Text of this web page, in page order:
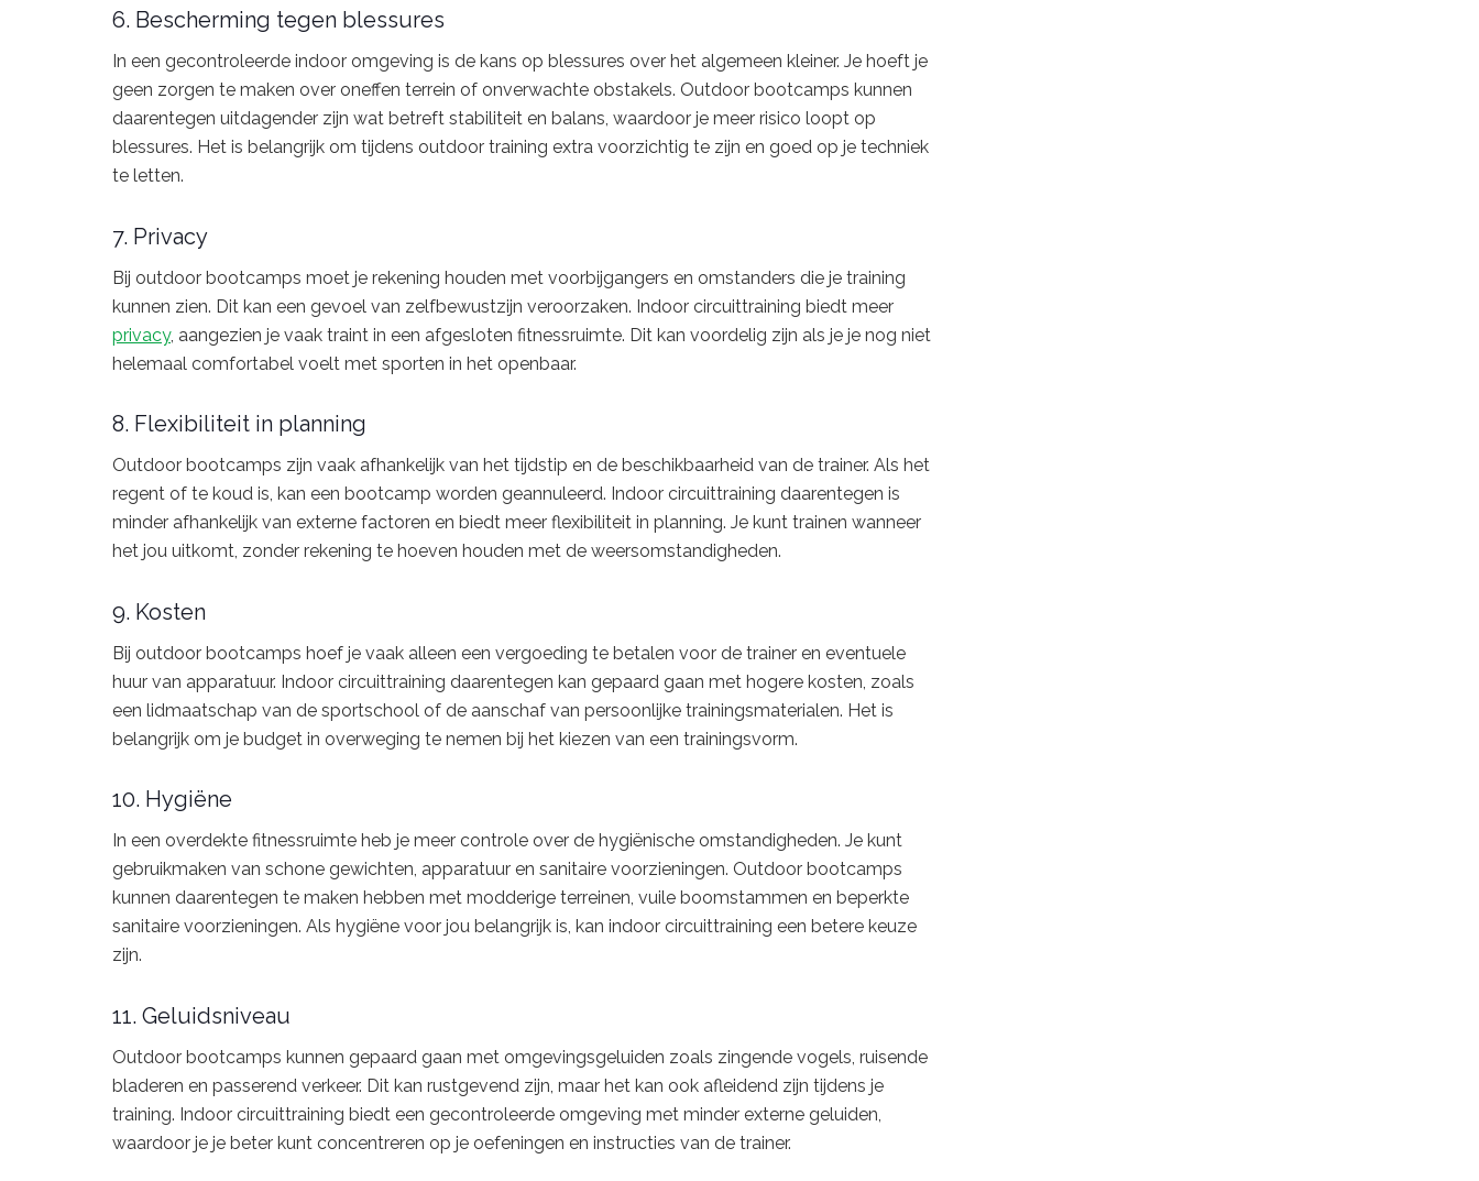
6. Bescherming tegen blessures
In een gecontroleerde indoor omgeving is de kans op blessures over het algemeen kleiner. Je hoeft je
geen zorgen te maken over oneffen terrein of onverwachte obstakels. Outdoor bootcamps kunnen
daarentegen uitdagender zijn wat betreft stabiliteit en balans, waardoor je meer risico loopt op
blessures. Het is belangrijk om tijdens outdoor training extra voorzichtig te zijn en goed op je techniek
te letten.
7. Privacy
Bij outdoor bootcamps moet je rekening houden met voorbijgangers en omstanders die je training
kunnen zien. Dit kan een gevoel van zelfbewustzijn veroorzaken. Indoor circuittraining biedt meer
privacy, aangezien je vaak traint in een afgesloten fitnessruimte. Dit kan voordelig zijn als je je nog niet
helemaal comfortabel voelt met sporten in het openbaar.
8. Flexibiliteit in planning
Outdoor bootcamps zijn vaak afhankelijk van het tijdstip en de beschikbaarheid van de trainer. Als het
regent of te koud is, kan een bootcamp worden geannuleerd. Indoor circuittraining daarentegen is
minder afhankelijk van externe factoren en biedt meer flexibiliteit in planning. Je kunt trainen wanneer
het jou uitkomt, zonder rekening te hoeven houden met de weersomstandigheden.
9. Kosten
Bij outdoor bootcamps hoef je vaak alleen een vergoeding te betalen voor de trainer en eventuele
huur van apparatuur. Indoor circuittraining daarentegen kan gepaard gaan met hogere kosten, zoals
een lidmaatschap van de sportschool of de aanschaf van persoonlijke trainingsmaterialen. Het is
belangrijk om je budget in overweging te nemen bij het kiezen van een trainingsvorm.
10. Hygiëne
In een overdekte fitnessruimte heb je meer controle over de hygiënische omstandigheden. Je kunt
gebruikmaken van schone gewichten, apparatuur en sanitaire voorzieningen. Outdoor bootcamps
kunnen daarentegen te maken hebben met modderige terreinen, vuile boomstammen en beperkte
sanitaire voorzieningen. Als hygiëne voor jou belangrijk is, kan indoor circuittraining een betere keuze
zijn.
11. Geluidsniveau
Outdoor bootcamps kunnen gepaard gaan met omgevingsgeluiden zoals zingende vogels, ruisende
bladeren en passerend verkeer. Dit kan rustgevend zijn, maar het kan ook afleidend zijn tijdens je
training. Indoor circuittraining biedt een gecontroleerde omgeving met minder externe geluiden,
waardoor je je beter kunt concentreren op je oefeningen en instructies van de trainer.